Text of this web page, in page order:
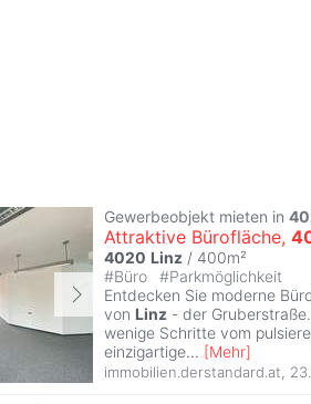
Gewerbeobjekt mieten in
Attraktive Bürofläche,
4020 Linz / 400m²
#Büro #Parkmöglichkeit
Entdecken Sie moderne
von Linz - der
wenige Schritte vom
einzigartige... [Mehr]
immobilien.derstandard.at